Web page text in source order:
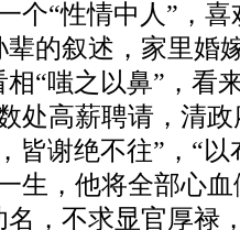
“性情中人”，喜
的叙述，家里婚
“嗤之以鼻”，看
高薪聘请，清政
皆谢绝不往”，“以
，他将全部心血
，不求显官厚禄